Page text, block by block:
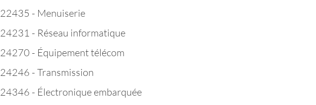
22435 - Menuiserie
24231 - Réseau informatique
24270 - Équipement télécom
24246 - Transmission
24346 - Électronique embarquée